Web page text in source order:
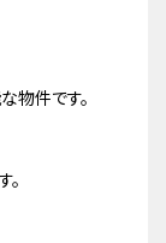
物件です。